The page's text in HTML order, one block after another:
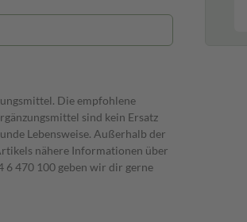
Trennmittel (Polyethylenglycol).
Zufuhrquellen desselben
bei Raumtemperatur trocken
Die empfohlene
sind kein Ersatz
Lebensweise. Außerhalb der
nähere Informationen über
6 470 100 geben wir dir gerne